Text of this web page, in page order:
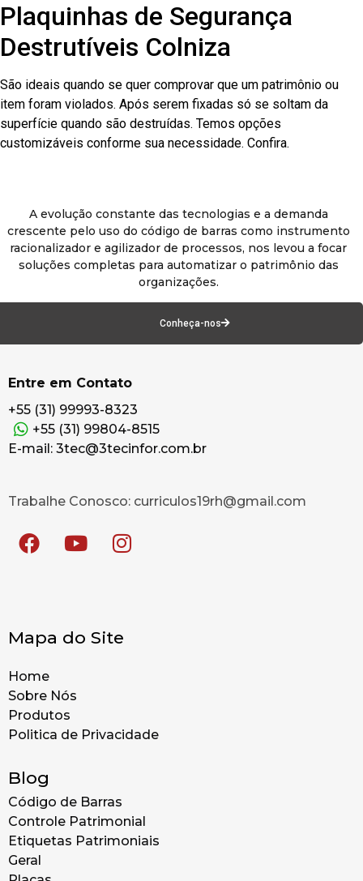
Plaquinhas de Segurança
Destrutíveis Colniza
São ideais quando se quer comprovar que um patrimônio ou
item foram violados. Após serem fixadas só se soltam da
superfície quando são destruídas. Temos opções
customizáveis conforme sua necessidade. Confira.
A evolução constante das tecnologias e a demanda
crescente pelo uso do código de barras como instrumento
racionalizador e agilizador de processos, nos levou a focar
soluções completas para automatizar o patrimônio das
organizações.
Conheça-nos
Entre em Contato
+55 (31) 99993-8323
+55 (31) 99804-8515
E-mail: 3tec@3tecinfor.com.br
Trabalhe Conosco: curriculos19rh@gmail.com
Mapa do Site
Home
Sobre Nós
Produtos
Politica de Privacidade
Blog
Código de Barras
Controle Patrimonial
Etiquetas Patrimoniais
Geral